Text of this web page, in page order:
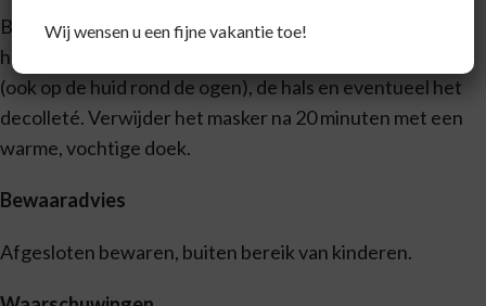
Breng één à twee maal per week een ruime
hoeveelheid Vitaliserend Masker aan op het gezicht
(ook op de huid rond de ogen), de hals en eventueel het
decolleté. Verwijder het masker na 20 minuten met een
warme, vochtige doek.
Bewaaradvies
Afgesloten bewaren, buiten bereik van kinderen.
Wij wensen u een fijne vakantie toe!